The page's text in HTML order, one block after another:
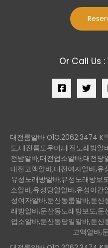
Or Call Us
대전룸알바 O1O.2062.3474 K
도,대전룸도우미,대전노래방알
전밤알바,대전업소알바,대전당
대전고액알바,대전여자알바,유
유성노래방알바,유성노래방보
소알바,유성당일알바,유성야간
성여자알바,둔산동룸알바,둔
래방알바,둔산동노래방보도,
업소알바,둔산동당일알바,둔
고액알바,